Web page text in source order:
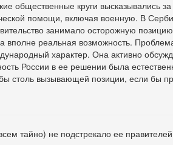
общественные круги высказывались
помощи, включая военную. В
занимало осторожную
вполне реальная возможность.
характер. Она активно
России в ее решении была
столь вызывающей позиции, если бы
тайно) не подстрекало ее